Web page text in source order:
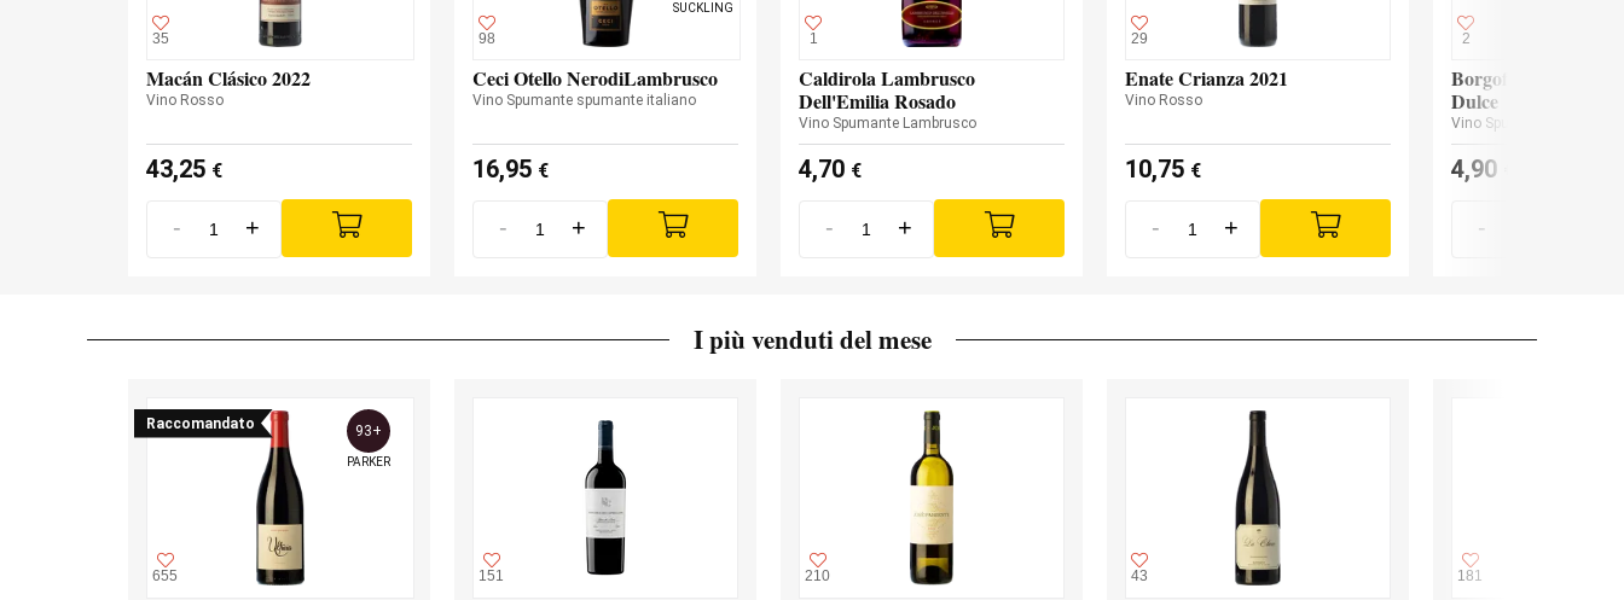
35
Macán Clásico 2022
Vino Rosso
43,25 €
- +
98
SUCKLING
Ceci Otello NerodiLambrusco
Vino Spumante spumante italiano
16,95 €
- +
1
Caldirola Lambrusco
Dell'Emilia Rosado
Vino Spumante Lambrusco
4,70 €
- +
29
Enate Crianza 2021
Vino Rosso
10,75 €
- +
2
Borgofulvia
Dulce
Vino Spumante
4,90
-
I più venduti del mese
Raccomandato
655
93+
PARKER
151 210 43 181